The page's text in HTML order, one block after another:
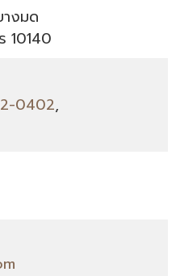
งมด
10140
0402,